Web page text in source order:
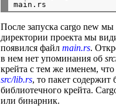
После запуска cargo new
директории проекта мы
появился файл main.rs.
в нем нет упоминания об
крейта с тем же именем,
src/lib.rs, то пакет содержит
библиотечного крейта.
или бинарник.